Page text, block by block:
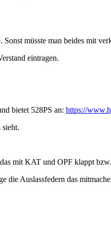
müsste man beides mit
eintragen.
bietet 528PS an: https://
sieht.
mit KAT und OPF klappt
die Auslassfedern das